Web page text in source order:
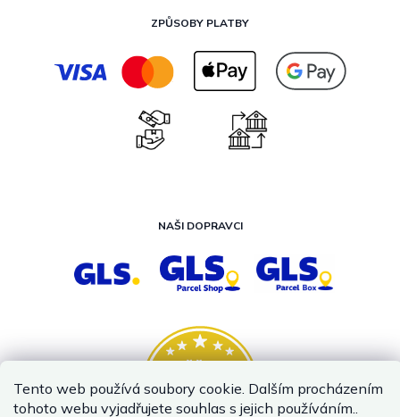
Tento web používá soubory cookie. Dalším procházením
tohoto webu vyjadřujete souhlas s jejich používáním..
ZPŮSOBY PLATBY
NAŠI DOPRAVCI